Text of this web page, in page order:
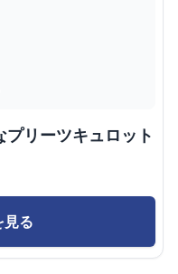
リーツキュロット
見る